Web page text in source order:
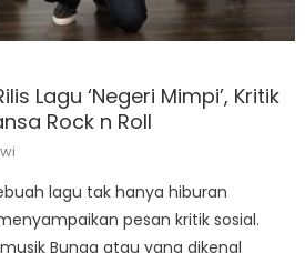
Lagu ‘Negeri Mimpi’, Kritik
Rock n Roll
lagu tak hanya hiburan
pesan kritik sosial.
Bunga atau yang dikenal